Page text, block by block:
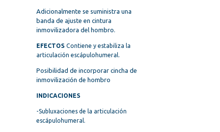
Adicionalmente se suministra una
banda de ajuste en cintura
inmovilizadora del hombro.
EFECTOS Contiene y estabiliza la
articulación escápulohumeral.
Posibilidad de incorporar cincha de
inmovilización de hombro
INDICACIONES
-Subluxaciones de la articulación
escápulohumeral.